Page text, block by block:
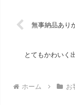
無事納品あり
とてもかわいく
ホーム お